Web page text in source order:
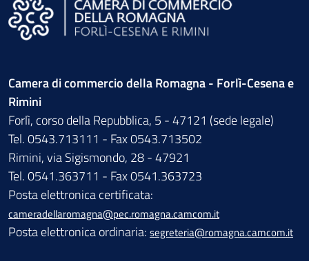
Camera di commercio della Romagna - Forlì-Cesena e
Rimini
Forlì, corso della Repubblica, 5 - 47121 (sede legale)
Tel. 0543.713111 - Fax 0543.713502
Rimini, via Sigismondo, 28 - 47921
Tel. 0541.363711 - Fax 0541.363723
Posta elettronica certificata:
cameradellaromagna@pec.romagna.camcom.it
Posta elettronica ordinaria: segreteria@romagna.camcom.it